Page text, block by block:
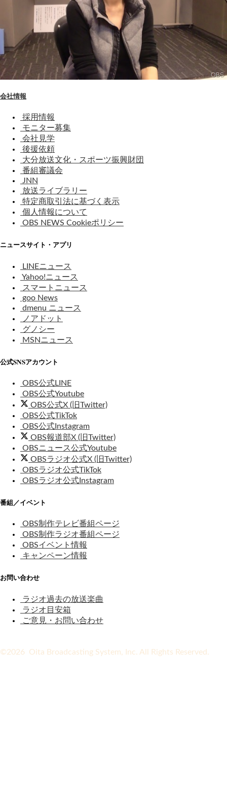
会社情報
採用情報
モニター募集
会社見学
後援依頼
大分放送文化・スポーツ振興財団
番組審議会
JNN
放送ライブラリー
特定商取引法に基づく表示
個人情報について
OBS NEWS Cookieポリシー
ニュースサイト・アプリ
LINEニュース
Yahoo!ニュース
スマートニュース
goo News
dmenu ニュース
ノアドット
グノシー
MSNニュース
公式SNSアカウント
OBS公式LINE
OBS公式Youtube
OBS公式X (旧Twitter)
OBS公式TikTok
OBS公式Instagram
OBS報道部X (旧Twitter)
OBSニュース公式Youtube
OBSラジオ公式X (旧Twitter)
OBSラジオ公式TikTok
OBSラジオ公式Instagram
番組／イベント
OBS制作テレビ番組ページ
OBS制作ラジオ番組ページ
OBSイベント情報
キャンペーン情報
お問い合わせ
ラジオ過去の放送楽曲
ラジオ目安箱
ご意見・お問い合わせ
©2026 Oita Broadcasting System, Inc. All Rights Reserved.